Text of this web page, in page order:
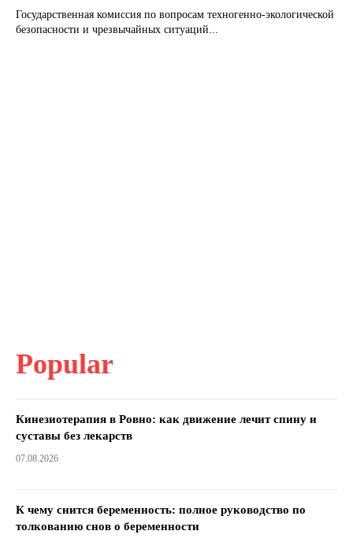
Государственная комиссия по вопросам техногенно-экологической
безопасности и чрезвычайных ситуаций...
Popular
Кинезиотерапия в Ровно: как движение лечит спину и
суставы без лекарств
07.08.2026
К чему снится беременность: полное руководство по
толкованию снов о беременности